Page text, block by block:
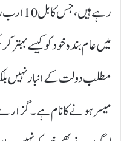
رہے
میں عام بندہ خود کو کیسے بہتر
مطلب دولت کے انبار نہیں
میسر ہونے کا نام ہے۔